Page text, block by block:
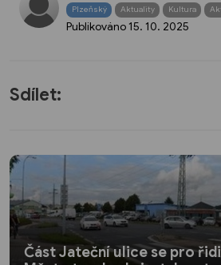
Plzeňský Aktuality Kultura
Publikováno 15. 10. 2025
Sdílet:
Část Jateční ulice se pro